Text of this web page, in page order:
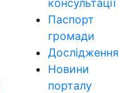
Паспорт
громади
Дослідження
Новини
порталу